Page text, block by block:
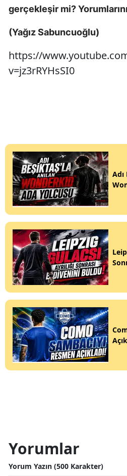
gerçekleşir mi?
(Yağız Sabuncuoğlu)
https://
v=jz3rRYHsSI0
Yorumlar
Yorum Yazın (500 Karakter)